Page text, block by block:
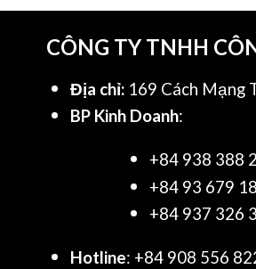
CÔNG TY TNHH
Địa chỉ: 169 Cách Mạng
BP Kinh Doanh:
+84 938 388
+84 93 679
+84 937 326
Hotline: +84 908 556